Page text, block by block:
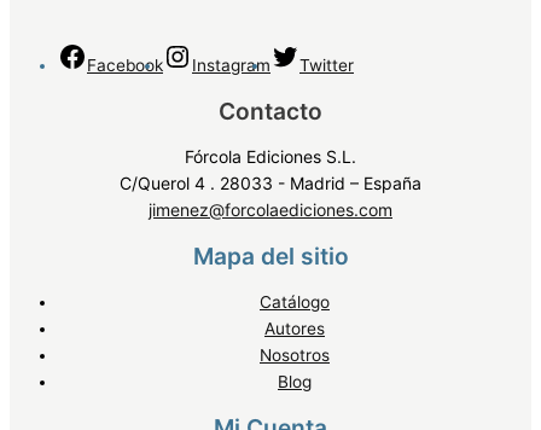
Facebook Instagram Twitter
Contacto
Fórcola Ediciones S.L.
C/Querol 4 . 28033 - Madrid – España
jimenez@forcolaediciones.com
Mapa del sitio
Catálogo
Autores
Nosotros
Blog